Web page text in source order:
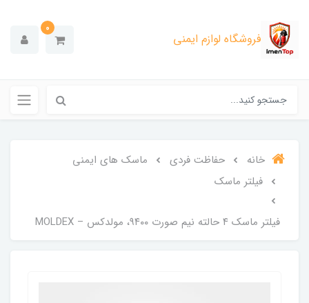
فروشگاه لوازم ایمنی
0
خانه حفاظت فردی
ماسک های ایمنی
فیلتر ماسک
فیلتر ماسک ۴ حالته نیم صورت ۹۴۰۰، مولدکس – MOLDEX